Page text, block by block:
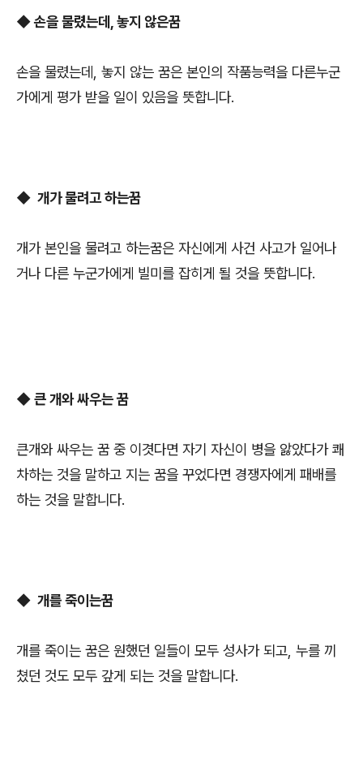
◆손을 물렸는데, 놓지 않은꿈
손을 물렸는데, 놓지 않는 꿈은 본인의 작품능력을 다른누군
가에게 평가 받을 일이 있음을 뜻합니다.
◆ 개가 물려고 하는꿈
개가 본인을 물려고 하는꿈은 자신에게 사건 사고가 일어나
거나 다른 누군가에게 빌미를 잡히게 될 것을 뜻합니다.
◆큰 개와 싸우는 꿈
큰개와 싸우는 꿈 중 이겻다면 자기 자신이 병을 앓았다가 쾌
차하는 것을 말하고 지는 꿈을 꾸었다면 경쟁자에게 패배를
하는 것을 말합니다.
◆ 개를 죽이는꿈
개를 죽이는 꿈은 원했던 일들이 모두 성사가 되고, 누를 끼
쳤던 것도 모두 갚게 되는 것을 말합니다.